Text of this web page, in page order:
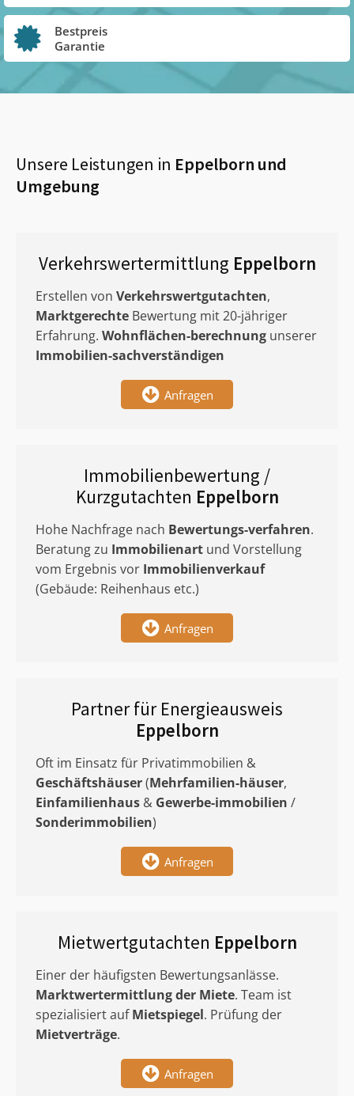
Bestpreis
Garantie
Unsere Leistungen in Eppelborn und
Umgebung
Verkehrswertermittlung Eppelborn
Erstellen von Verkehrswertgutachten,
Marktgerechte Bewertung mit 20-jähriger
Erfahrung. Wohnflächen-berechnung unserer
Immobilien-sachverständigen
Anfragen
Immobilienbewertung /
Kurzgutachten Eppelborn
Hohe Nachfrage nach Bewertungs-verfahren.
Beratung zu Immobilienart und Vorstellung
vom Ergebnis vor Immobilienverkauf
(Gebäude: Reihenhaus etc.)
Anfragen
Partner für Energieausweis
Eppelborn
Oft im Einsatz für Privatimmobilien &
Geschäftshäuser(Mehrfamilien-häuser,
Einfamilienhaus & Gewerbe-immobilien /
Sonderimmobilien)
Anfragen
Mietwertgutachten Eppelborn
Einer der häufigsten Bewertungsanlässe.
Marktwertermittlungder Miete. Team ist
spezialisiert aufMietspiegel. Prüfung der
Mietverträge.
Anfragen